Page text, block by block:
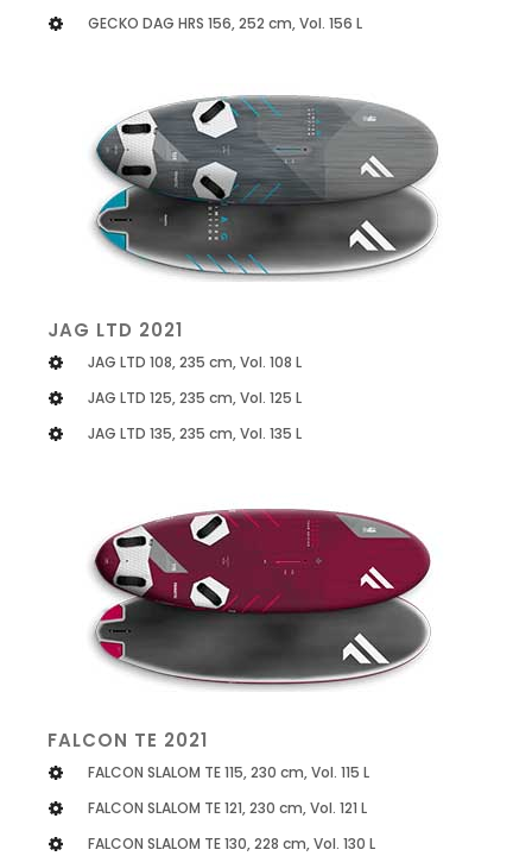
GECKO DAG HRS 156, 252 cm, Vol. 156 L
JAG LTD 2021
JAG LTD 108, 235 cm, Vol. 108 L
JAG LTD 125, 235 cm, Vol. 125 L
JAG LTD 135, 235 cm, Vol. 135 L
FALCON TE 2021
FALCON SLALOM TE 115, 230 cm, Vol. 115 L
FALCON SLALOM TE 121, 230 cm, Vol. 121 L
FALCON SLALOM TE 130, 228 cm, Vol. 130 L